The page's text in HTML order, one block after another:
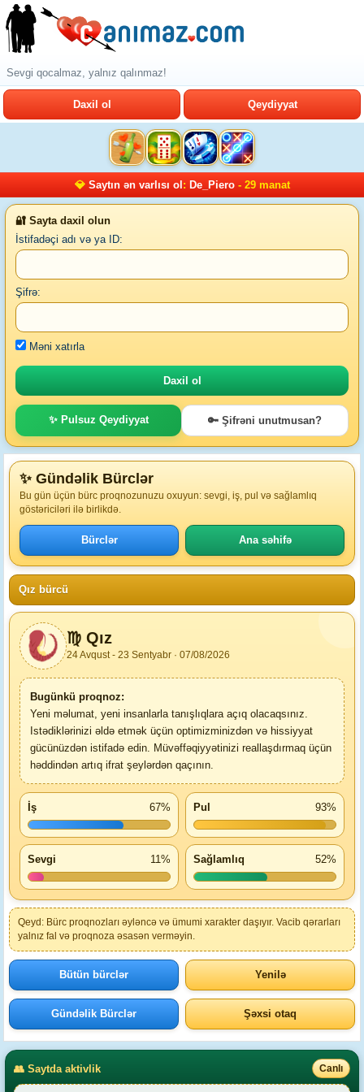
Sevgi qocalmaz, yalnız qalınmaz!
Daxil ol Qeydiyyat
💎 Saytın ən varlısı ol : De_Piero- 29 manat
🔐 Sayta daxil olun
İstifadəçi adı və ya ID:
Şifrə:
Məni xatırla
✨ Pulsuz Qeydiyyat 🔑 Şifrəni unutmusan?
✨ Gündəlik Bürclər
Bu gün üçün bürc proqnozunuzu oxuyun: sevgi, iş, pul və sağlamlıq
göstəriciləri ilə birlikdə.
Bürclər Ana səhifə
Qız bürcü
♍ Qız
24 Avqust - 23 Sentyabr · 07/08/2026
Bugünkü proqnoz:
Yeni məlumat, yeni insanlarla tanışlıqlara açıq olacaqsınız.
Istədiklərinizi əldə etmək üçün optimizminizdən və hissiyyat
gücünüzdən istifadə edin. Müvəffəqiyyətinizi reallaşdırmaq üçün
həddindən artıq ifrat şeylərdən qaçının.
İş 67% Pul 93%
Sevgi 11% Sağlamlıq 52%
Qeyd: Bürc proqnozları əyləncə və ümumi xarakter daşıyır. Vacib qərarları
yalnız fal və proqnoza əsasən verməyin.
Bütün bürclər Yenilə
Gündəlik Bürclər Şəxsi otaq
👥 Saytda aktivlik Canlı